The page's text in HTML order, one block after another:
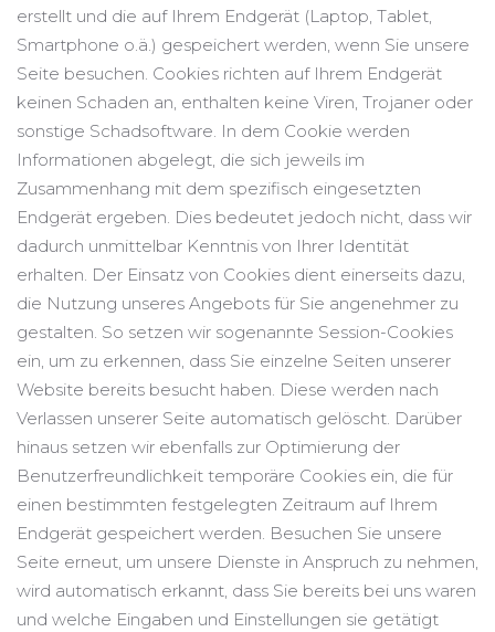
erstellt und die auf Ihrem Endgerät (Laptop, Tablet,
Smartphone o.ä.) gespeichert werden, wenn Sie unsere
Seite besuchen. Cookies richten auf Ihrem Endgerät
keinen Schaden an, enthalten keine Viren, Trojaner oder
sonstige Schadsoftware. In dem Cookie werden
Informationen abgelegt, die sich jeweils im
Zusammenhang mit dem spezifisch eingesetzten
Endgerät ergeben. Dies bedeutet jedoch nicht, dass wir
dadurch unmittelbar Kenntnis von Ihrer Identität
erhalten. Der Einsatz von Cookies dient einerseits dazu,
die Nutzung unseres Angebots für Sie angenehmer zu
gestalten. So setzen wir sogenannte Session-Cookies
ein, um zu erkennen, dass Sie einzelne Seiten unserer
Website bereits besucht haben. Diese werden nach
Verlassen unserer Seite automatisch gelöscht. Darüber
hinaus setzen wir ebenfalls zur Optimierung der
Benutzerfreundlichkeit temporäre Cookies ein, die für
einen bestimmten festgelegten Zeitraum auf Ihrem
Endgerät gespeichert werden. Besuchen Sie unsere
Seite erneut, um unsere Dienste in Anspruch zu nehmen,
wird automatisch erkannt, dass Sie bereits bei uns waren
und welche Eingaben und Einstellungen sie getätigt